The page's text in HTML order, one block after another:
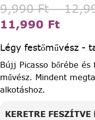
9,990Ft –
11,990 Ft
Légy festőművész -
Bújj Picasso bőrébe
művész. Mindent
alkotáshoz.
KERETRE